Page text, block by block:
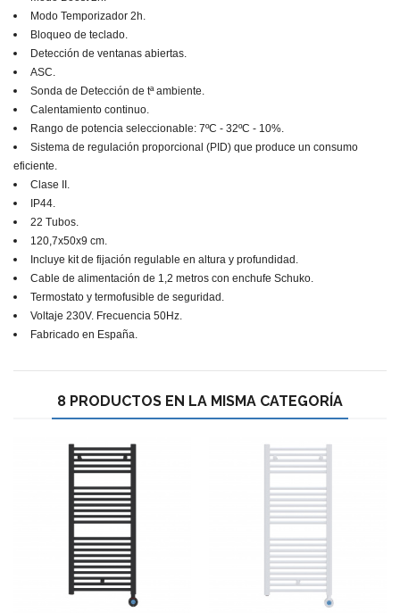
Modo Temporizador 2h.
Bloqueo de teclado.
Detección de ventanas abiertas.
ASC.
Sonda de Detección de tª ambiente.
Calentamiento continuo.
Rango de potencia seleccionable: 7ºC - 32ºC - 10%.
Sistema de regulación proporcional (PID) que produce un consumo
eficiente.
Clase II.
IP44.
22 Tubos.
120,7x50x9 cm.
Incluye kit de fijación regulable en altura y profundidad.
Cable de alimentación de 1,2 metros con enchufe Schuko.
Termostato y termofusible de seguridad.
Voltaje 230V. Frecuencia 50Hz.
Fabricado en España.
8 PRODUCTOS EN LA MISMA CATEGORÍA